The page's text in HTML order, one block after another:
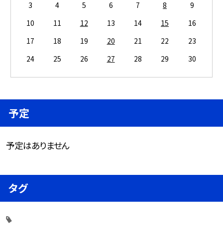
3
4 5 6 7 8
9
10
11 12 13 14 15
16
17
18 19 20 21 22
23
24
25 26 27 28 29 30
予定
予定はありません
タグ